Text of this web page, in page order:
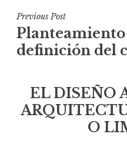
P
o
s
a
Previous Post
definición del
EL DISEÑO
O